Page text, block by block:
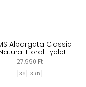
Alpargata Classic
Floral Eyelet
27.990 Ft
36 36.5